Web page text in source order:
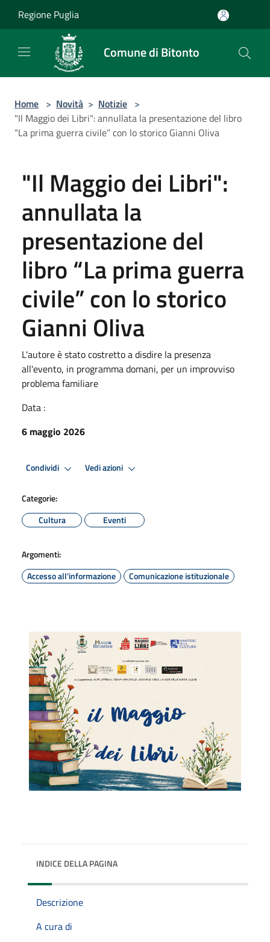
Regione Puglia
Comune di Bitonto
Home > Novità > Notizie >
"Il Maggio dei Libri": annullata la presentazione del libro
“La prima guerra civile” con lo storico Gianni Oliva
"Il Maggio dei Libri":
annullata la
presentazione del
libro “La prima guerra
civile” con lo storico
Gianni Oliva
L'autore è stato costretto a disdire la presenza
all'evento, in programma domani, per un improvviso
problema familiare
Data :
6 maggio 2026
Condividi Vedi azioni
Categorie:
Cultura
Eventi
Argomenti:
Accesso all'informazione
Comunicazione istituzionale
INDICE DELLA PAGINA
Descrizione
A cura di